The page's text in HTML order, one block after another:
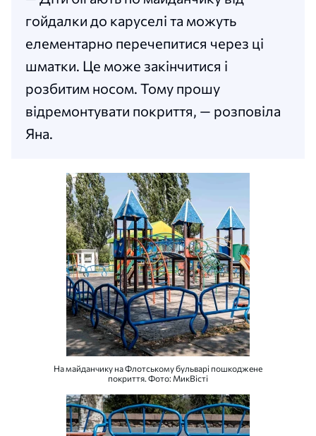
гойдалки до каруселі та можуть
елементарно перечепитися через ці
шматки. Це може закінчитися і
розбитим носом. Тому прошу
відремонтувати покриття, — розповіла
Яна.
На майданчику на Флотському бульварі пошкоджене
покриття. Фото: МикВісті